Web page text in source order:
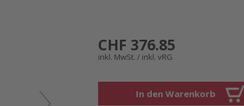
CHF 376.85
inkl. MwSt. / inkl. vRG
In den Warenkorb